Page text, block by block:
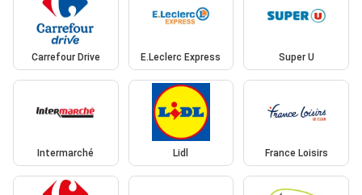
Carrefour Drive E.Leclerc Express Super U
Intermarché Lidl France Loisirs